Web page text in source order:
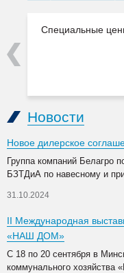
Специальные
Previous
Новости
Новое дилерское
Группа компаний Белагро
БЗТДиА по навесному и
31.10.2024
II Международная
«НАШ ДОМ»
С 18 по 20 сентября в
коммунального хозяйства